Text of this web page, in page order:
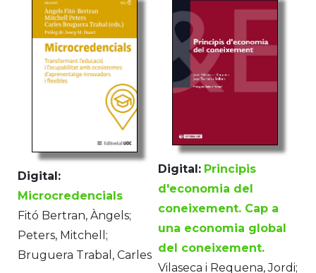
Digital:
Microcredencials
Fitó Bertran, Àngels;
Peters, Mitchell;
Bruguera Trabal, Carles
Digital: Principis
d'economia del
coneixement. Cap a
una economia global
del coneixement.
Vilaseca i Requena, Jordi;